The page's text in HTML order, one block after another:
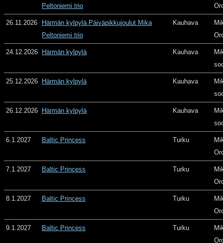
Peltoniemi trio
26.11.2026
Härmän kylpylä Päiväpikkujoulut Mika
Peltoniemi trio
Kauhava
24.12.2026 Härmän kylpylä Kauhava
25.12.2026 Härmän kylpylä Kauhava
26.12.2026 Härmän kylpylä Kauhava
6.1.2027 Baltic Princess Turku
7.1.2027 Baltic Princess Turku
8.1.2027 Baltic Princess Turku
9.1.2027 Baltic Princess Turku